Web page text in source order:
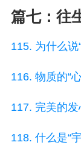
篇七：往
115. 为什么说
116. 物质的“
117. 完美的
118. 什么是“